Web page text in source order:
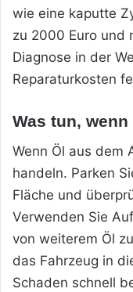
wie eine kaputte
zu 2000 Euro und
Diagnose in der
Reparaturkosten
Was tun,
Wenn Öl aus dem
handeln. Parken
Fläche und
Verwenden Sie
von weiterem Öl
das Fahrzeug in
Schaden schnell